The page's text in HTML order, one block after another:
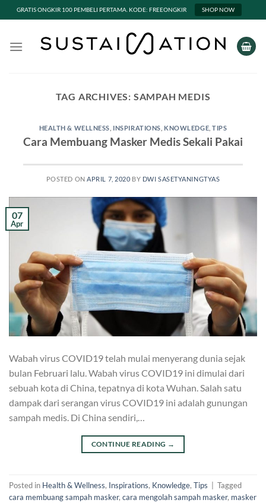
GRATIS ONGKIR 100 PEMBELI PERTAMA. KODE: FREEONGKIR SHOP NOW
TAG ARCHIVES: SAMPAH MEDIS
HEALTH & WELLNESS INSPIRATIONS KNOWLEDGE ,TIPS
Cara Membuang Masker Medis Sekali Pakai
POSTED ONAPRIL 7, 2020 BY DWI SASETYANINGTYAS
07
Apr
Wabah virus COVID19 telah mulai menyerang dunia sejak
bulan Februari lalu. Wabah virus COVID19 ini dimulai dari
sebuah kota di China, tepatnya di kota Wuhan. Salah satu
dampak dari serangan virus COVID19 ini adalah gunungan
sampah medis. Di China sendiri,…
CONTINUE READING →
Posted in Health & Wellness, Inspirations, Knowledge, Tips
Tagged
cara membuang sampah masker, cara mengolah sampah masker, masker